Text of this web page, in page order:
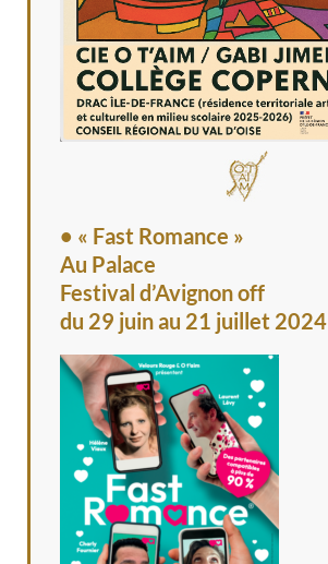
• « Fast Romance »
Au Palace
Festival d’Avignon off
du 29 juin au 21 juillet 2024